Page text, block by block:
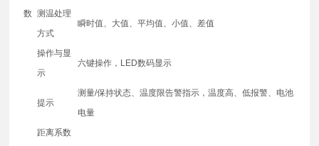
数 测温处理
方式
瞬时值、大值、平均值、小值、差值
操作与显
示
六键操作，LED数码显示
提示
测量/保持状态、温度限告警指示，温度高、低报警、电池
电量
距离系数